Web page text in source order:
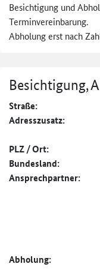
Besichtigung und
Terminvereinbarung.
Abholung erst nach
Besichtigung,
Straße:
Adresszusatz:
PLZ / Ort:
Bundesland:
Ansprechpartner:
Abholung: